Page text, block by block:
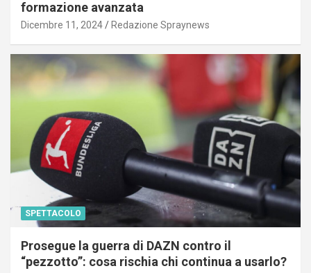
formazione avanzata
Dicembre 11, 2024 Redazione Spraynews
SPETTACOLO
Prosegue la guerra di DAZN contro il
“pezzotto”: cosa rischia chi continua a usarlo?